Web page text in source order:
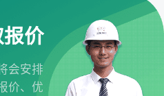
价
会安排
价、优